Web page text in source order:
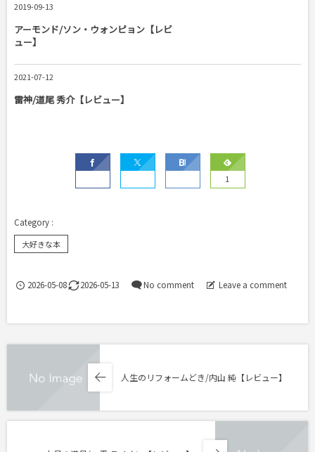
2019-09-13
アーモンド/ソン・ウォンピョン【レビ
ュー】
2021-07-12
雷神/道尾 秀介【レビュー】
1
大好きな本
2026-05-08 2026-05-13 No comment Leave a comment
人生のリフォームどき/内山 純【レビュー】